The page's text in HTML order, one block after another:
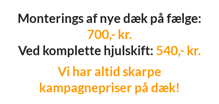
700,- kr.
Ved komplette hjulskift: 540,- kr.
Vi har altid skarpe
kampagnepriser på dæk!